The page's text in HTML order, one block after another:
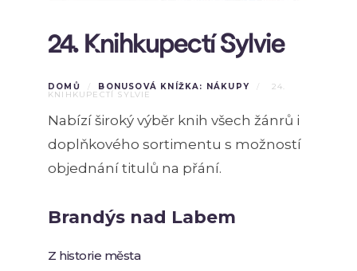
24. Knihkupectí Sylvie
DOMŮ / BONUSOVÁ KNÍŽKA: NÁKUPY / 24.
KNIHKUPECTÍ SYLVIE
Nabízí široký výběr knih všech žánrů i
doplňkového sortimentu s možností
objednání titulů na přání.
Brandýs nad Labem
Z historie města